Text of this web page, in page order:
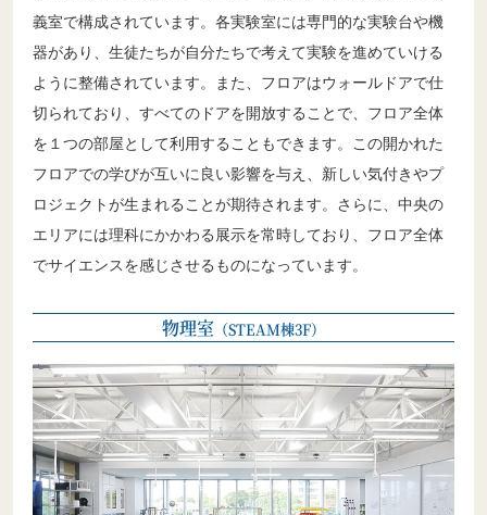
義室で構成されています。各実験室には専門的な実験台や機
器があり、生徒たちが自分たちで考えて実験を進めていける
ように整備されています。また、フロアはウォールドアで仕
切られており、すべてのドアを開放することで、フロア全体
を１つの部屋として利用することもできます。この開かれた
フロアでの学びが互いに良い影響を与え、新しい気付きやプ
ロジェクトが生まれることが期待されます。さらに、中央の
エリアには理科にかかわる展示を常時しており、フロア全体
でサイエンスを感じさせるものになっています。
物理室（STEAM棟3F）